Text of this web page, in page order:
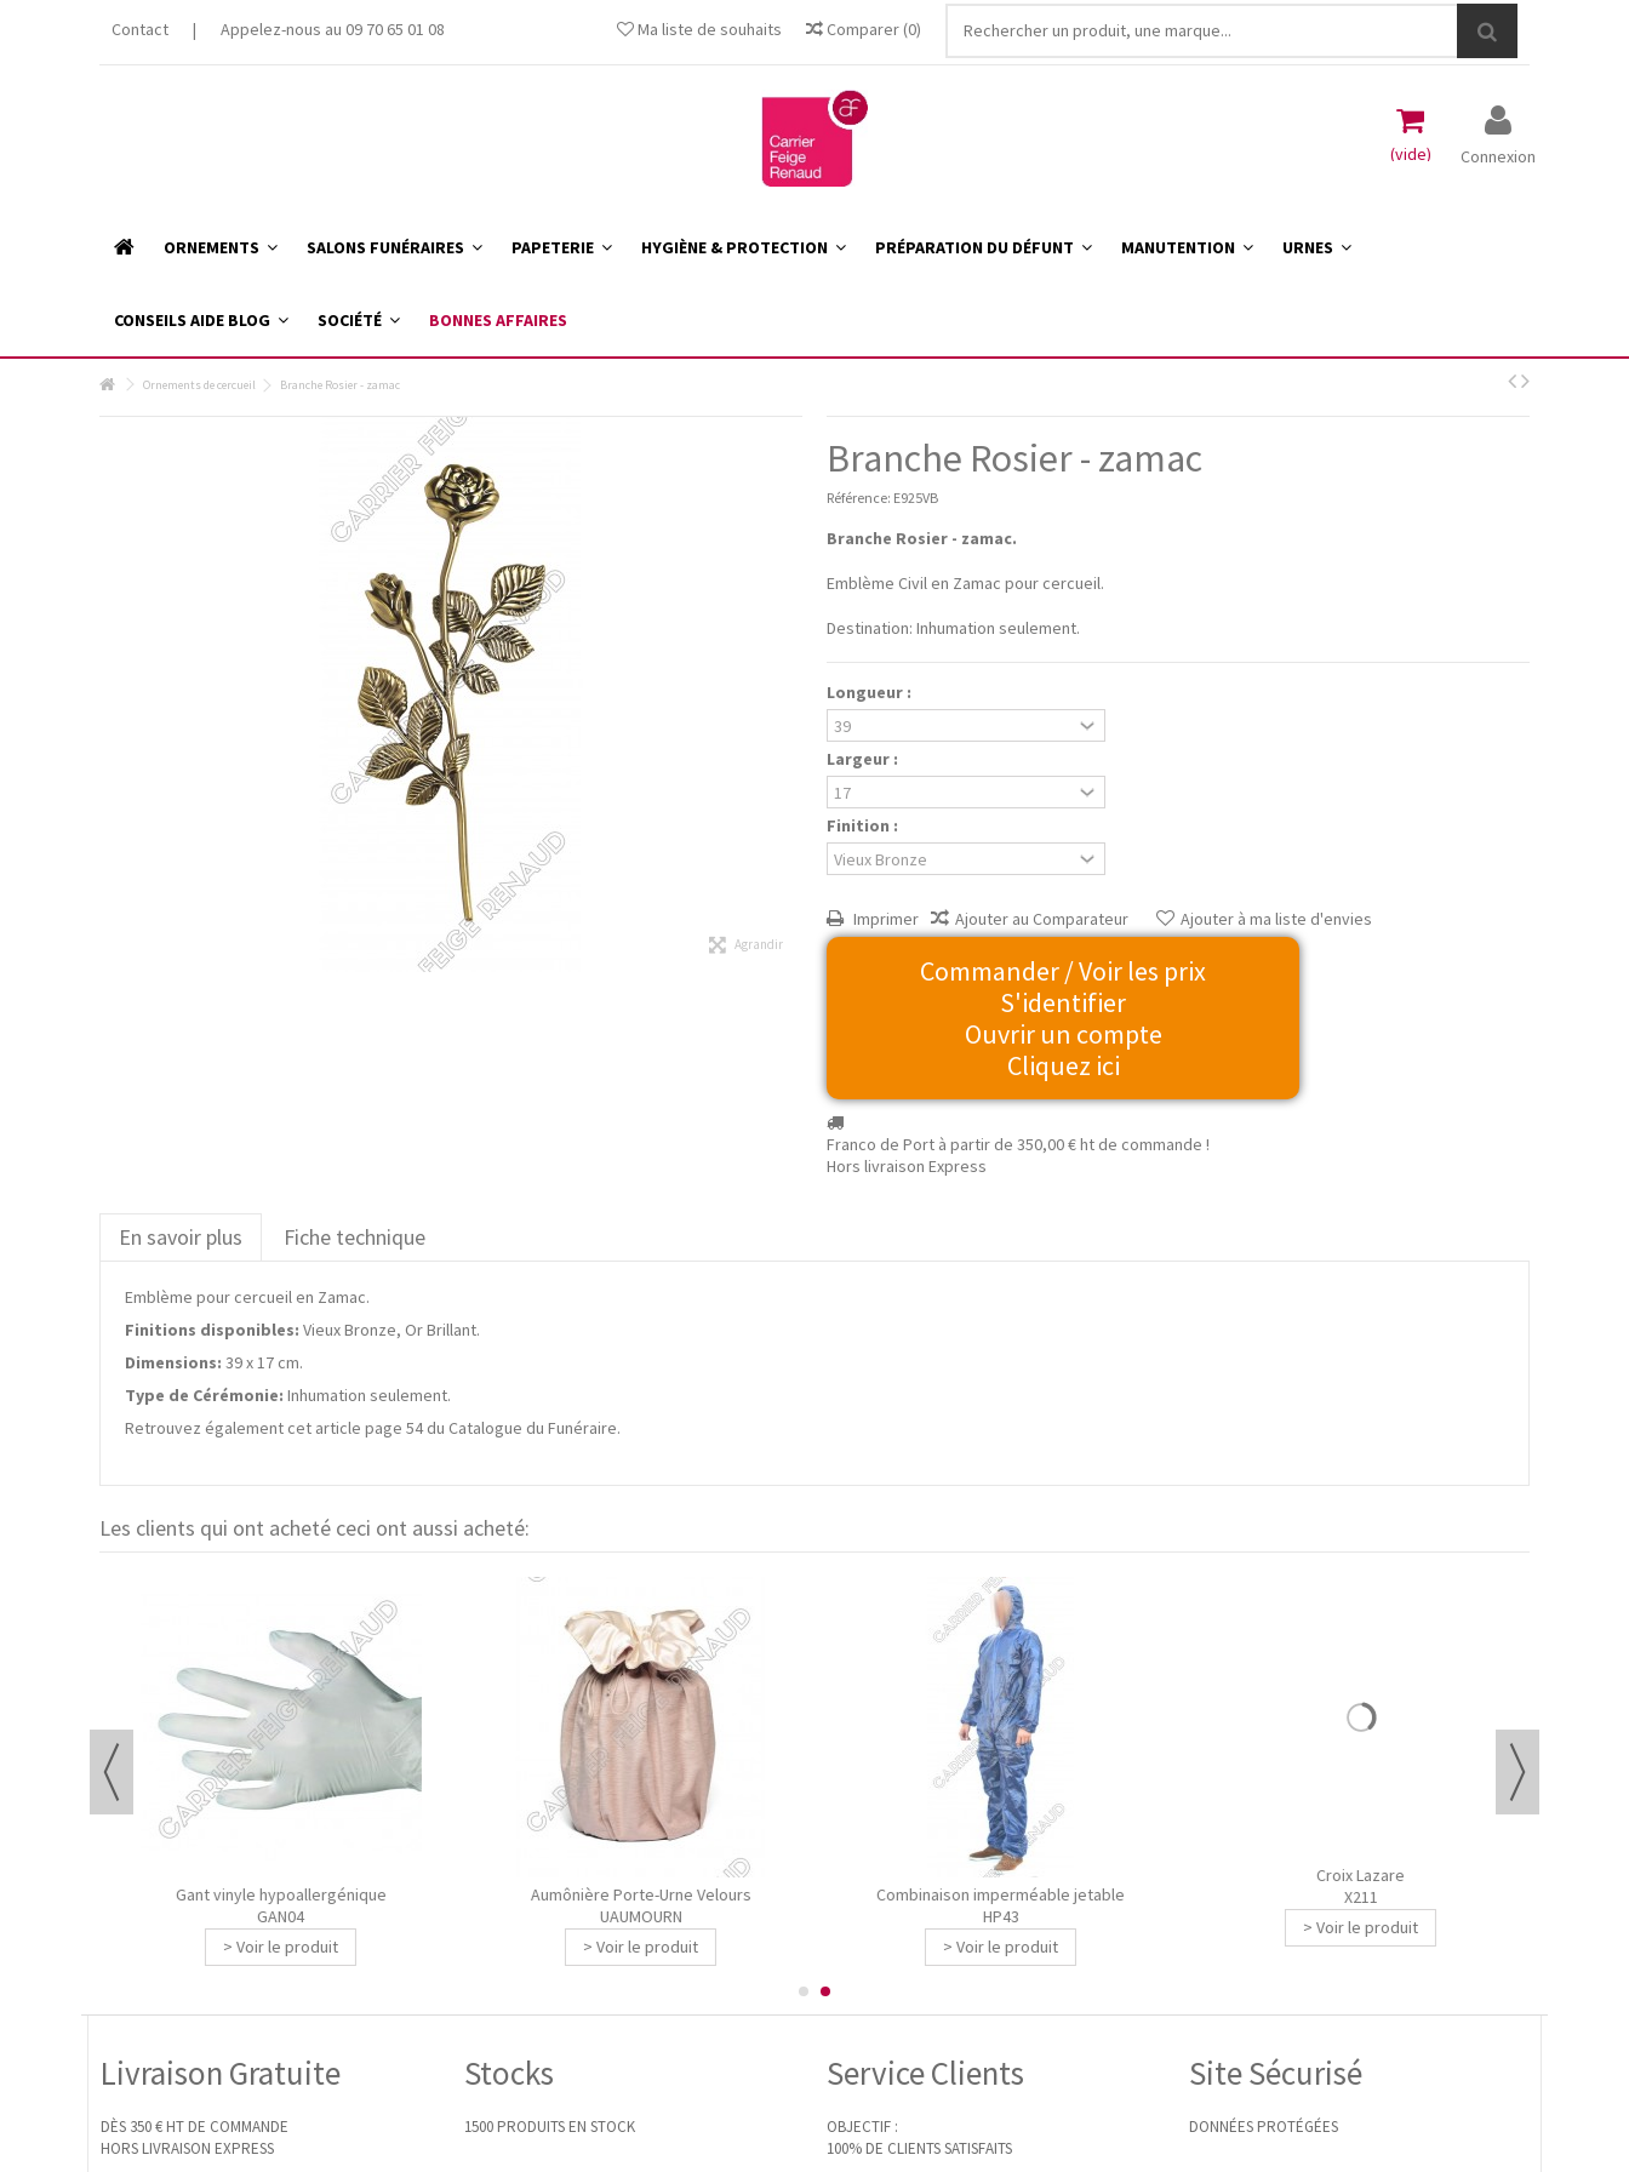
Contact | Appelez-nous au 09 70 65 01 08 Comparer (0)
Ma liste de souhaits
Connexion
(vide)
ORNEMENTS SALONS FUNÉRAIRES PAPETERIE HYGIÈNE & PROTECTION PRÉPARATION DU DÉFUNT MANUTENTION URNES
CONSEILS AIDE BLOG SOCIÉTÉ BONNES AFFAIRES
Ornements de cercueil Branche Rosier - zamac
Agrandir
Branche Rosier - zamac
Référence: E925VB
Branche Rosier - zamac.
Emblème Civil en Zamac pour cercueil.
Destination: Inhumation seulement.
Longueur :
Largeur :
Finition :
Imprimer Ajouter au Comparateur Ajouter à ma liste d'envies
Commander / Voir les prix
S'identifier
Ouvrir un compte
Cliquez ici
Franco de Port à partir de 350,00 €ht de commande !
Hors livraison Express
En savoir plus Fiche technique
Emblème pour cercueil en Zamac.
Finitions disponibles: Vieux Bronze, Or Brillant.
Dimensions: 39 x 17 cm.
Type de Cérémonie: Inhumation seulement.
Retrouvez également cet article page 54 du Catalogue du Funéraire.
Les clients qui ont acheté ceci ont aussi acheté:
Gant vinyle hypoallergénique
GAN04
> Voir le produit
Aumônière Porte-Urne Velours
UAUMOURN
> Voir le produit
Combinaison imperméable jetable
HP43
> Voir le produit
Croix Lazare
X211
> Voir le produit
Livraison Gratuite
DÈS 350 € HT DE COMMANDE
HORS LIVRAISON EXPRESS
Stocks
1500 PRODUITS EN STOCK
Service Clients
OBJECTIF :
100% DE CLIENTS SATISFAITS
Site Sécurisé
DONNÉES PROTÉGÉES